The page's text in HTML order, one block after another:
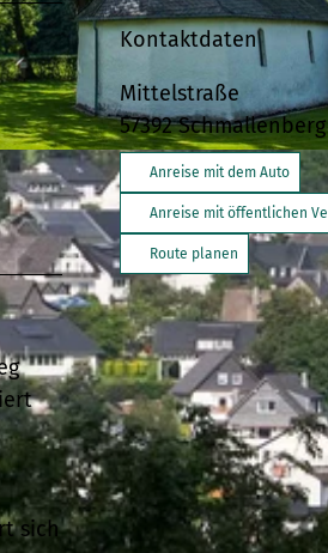
Sauerland Tourismus |
sich
Kontaktdaten
Mittelstraße
57392Schmallenberg
Anreise mit dem Auto
Anreise mit öffentlichen
Route planen